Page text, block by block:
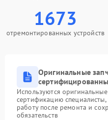
1673
отремонтированных устройств
Оригинальные
Используются
сертификацию
работу после ремонта и
обязательств